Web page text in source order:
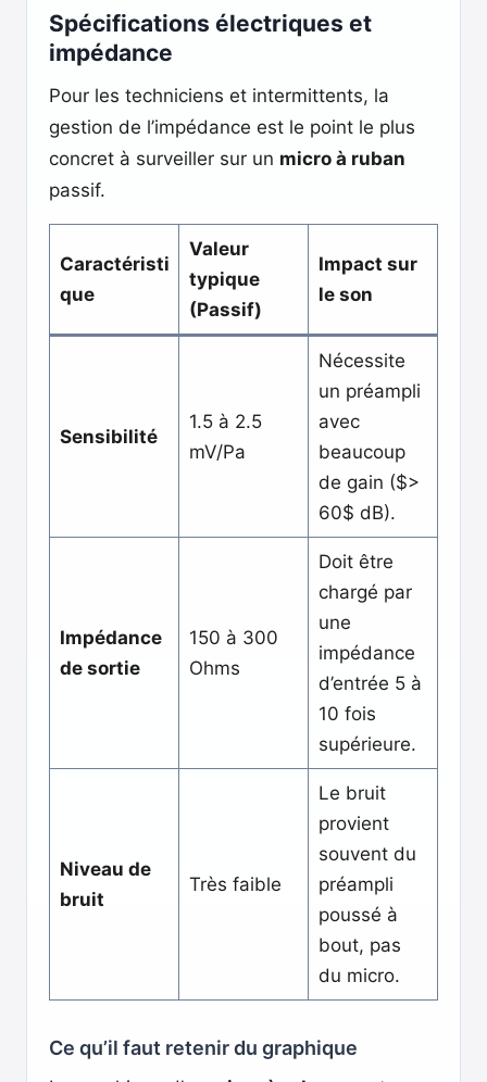
Spécifications électriques et
impédance
Pour les techniciens et intermittents, la
gestion de l’impédance est le point le plus
concret à surveiller sur un micro à ruban
passif.
Caractéristi
que
Valeur
typique
(Passif)
Impact sur
le son
Sensibilité
1.5 à 2.5
mV/Pa
Nécessite
un préampli
avec
beaucoup
de gain ($>
60$ dB).
Impédance
de sortie
150 à 300
Ohms
Doit être
chargé par
une
impédance
d’entrée 5 à
10 fois
supérieure.
Niveau de
bruit
Très faible
Le bruit
provient
souvent du
préampli
poussé à
bout, pas
du micro.
Ce qu’il faut retenir du graphique